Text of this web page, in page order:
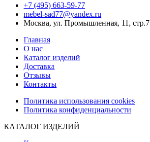
+7 (495) 663-59-77
mebel-sad77@yandex.ru
Москва, ул. Промышленная, 11, стр.7
Главная
О нас
Каталог изделий
Доставка
Отзывы
Контакты
Политика использования cookies
Политика конфиденциальности
КАТАЛОГ ИЗДЕЛИЙ